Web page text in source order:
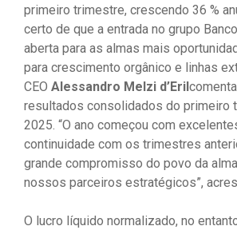
primeiro trimestre, crescendo 36 %
certo de que a entrada no grupo
aberta para as almas mais
para crescimento orgânico e linhas
CEO Alessandro Melzi d’Eril
resultados consolidados do primeiro
2025. “O ano começou com
continuidade com os trimestres
grande compromisso do povo da
nossos parceiros estratégicos”,
O lucro líquido normalizado, no